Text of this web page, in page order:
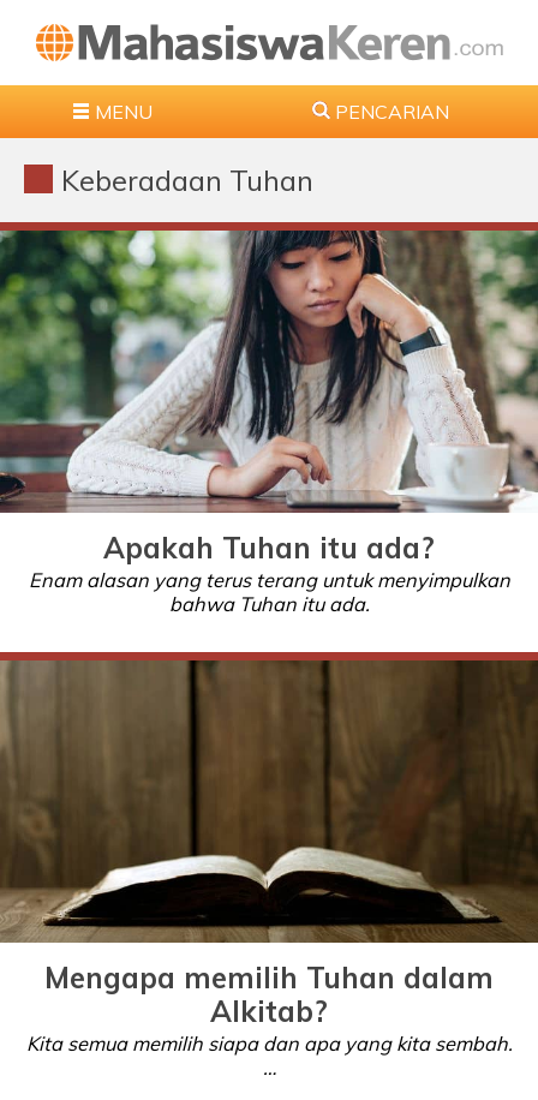
MENU PENCARIAN
Keberadaan Tuhan
Apakah Tuhan itu ada?
Enam alasan yang terus terang untuk menyimpulkan
bahwa Tuhan itu ada.
Mengapa memilih Tuhan dalam
Alkitab?
Kita semua memilih siapa dan apa yang kita sembah.
…